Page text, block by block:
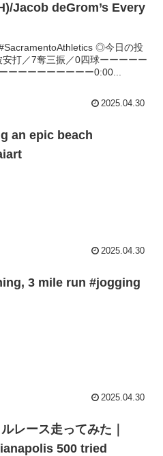
Jacob deGrom’s Every
◎今日の投
打／7奪三振／0四球ーーーーー
ーーーーーーーーー0:00...
2025.04.30
an epic beach
2025.04.30
3 mile run #jogging
2025.04.30
レース走ってみた｜